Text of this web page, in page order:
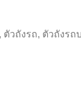
ตัวถังรถ, ตัวถังร